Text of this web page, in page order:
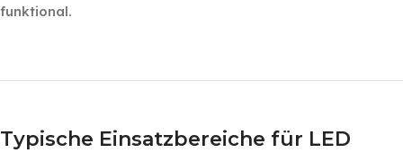
funktional.
Typische Einsatzbereiche für LED